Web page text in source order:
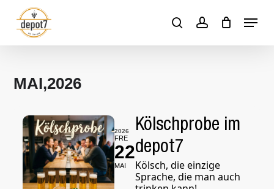
main
searchaccount
Menu
Close
MAI,2026
2026
FRE
22
MAI
Kölschprobe im
depot7
Kölsch, die einzige
Sprache, die man auch